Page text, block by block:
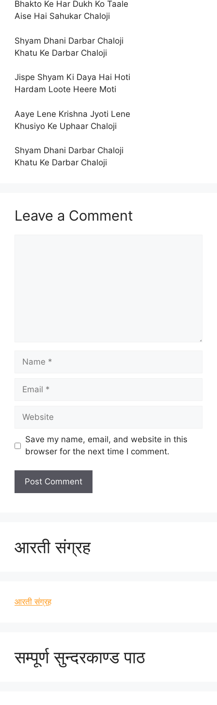
Bhakto Ke Har Dukh Ko Taale
Aise Hai Sahukar Chaloji
Shyam Dhani Darbar Chaloji
Khatu Ke Darbar Chaloji
Jispe Shyam Ki Daya Hai Hoti
Hardam Loote Heere Moti
Aaye Lene Krishna Jyoti Lene
Khusiyo Ke Uphaar Chaloji
Shyam Dhani Darbar Chaloji
Khatu Ke Darbar Chaloji
Leave a Comment
Name
Email
Website
Save my name, email, and website in this
browser for the next time I comment.
आरती संग्रह
आरती संग्रह
सम्पूर्ण सुन्दरकाण्ड पाठ